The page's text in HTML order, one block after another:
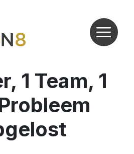
1 Team, 1